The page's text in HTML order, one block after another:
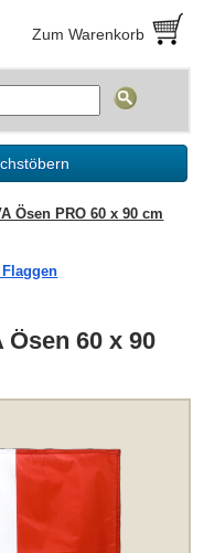
Zum Warenkorb
Ösen PRO 60 x 90 cm
60 x 90